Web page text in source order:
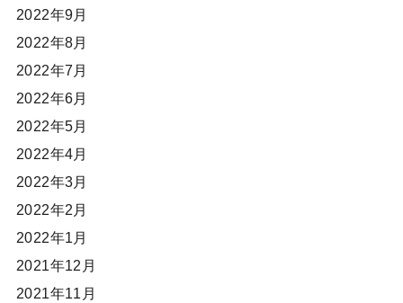
2022年9月
2022年8月
2022年7月
2022年6月
2022年5月
2022年4月
2022年3月
2022年2月
2022年1月
2021年12月
2021年11月